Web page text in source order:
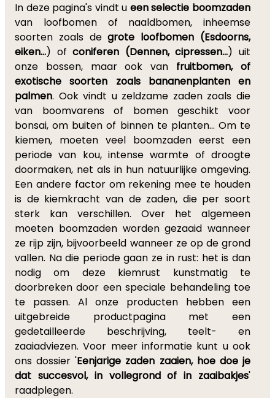
In deze pagina's vindt u een selectie boomzaden
van loofbomen of naaldbomen, inheemse
soorten zoals degrote loofbomen (Esdoorns,
eiken...) ofconiferen (Dennen, cipressen...) uit
onze bossen, maar ook van fruitbomen, of
exotische soorten zoals bananenplanten en
palmen. Ook vindt u zeldzame zaden zoals die
van boomvarens of bomen geschikt voor
bonsai, om buiten of binnen te planten... Om te
kiemen, moeten veel boomzaden eerst een
periode van kou, intense warmte of droogte
doormaken, net als in hun natuurlijke omgeving.
Een andere factor om rekening mee te houden
is de kiemkracht van de zaden, die per soort
sterk kan verschillen. Over het algemeen
moeten boomzaden worden gezaaid wanneer
ze rijp zijn, bijvoorbeeld wanneer ze op de grond
vallen. Na die periode gaan ze in rust: het is dan
nodig om deze kiemrust kunstmatig te
doorbreken door een speciale behandeling toe
te passen. Al onze producten hebben een
uitgebreide productpagina met een
gedetailleerde beschrijving, teelt- en
zaaiadviezen. Voor meer informatie kunt u ook
ons dossier 'Eenjarige zaden zaaien, hoe doe je
dat succesvol, in vollegrond of in zaaibakjes'
raadplegen.